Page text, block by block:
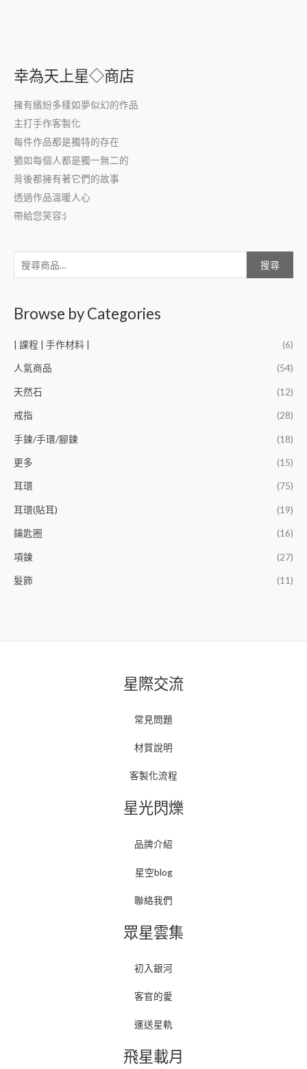
幸為天上星◇商店
擁有繽紛多樣如夢似幻的作品
主打手作客製化
每件作品都是獨特的存在
猶如每個人都是獨一無二的
背後都擁有著它們的故事
透過作品溫暖人心
帶給您笑容:)
搜尋
Browse by Categories
| 課程 | 手作材料 | (6)
人氣商品 (54)
天然石 (12)
戒指 (28)
手鍊/手環/腳鍊 (18)
更多 (15)
耳環 (75)
耳環(貼耳) (19)
鑰匙圈 (16)
項鍊 (27)
髮飾 (11)
星際交流
常見問題
材質說明
客製化流程
星光閃爍
品牌介紹
星空blog
聯絡我們
眾星雲集
初入銀河
客官的愛
運送星軌
飛星載月